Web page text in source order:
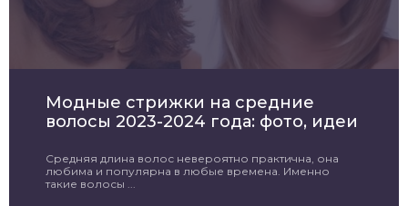
Модные стрижки на средние
волосы 2023-2024 года: фото, идеи
Средняя длина волос невероятно практична, она
любима и популярна в любые времена. Именно
такие волосы ...